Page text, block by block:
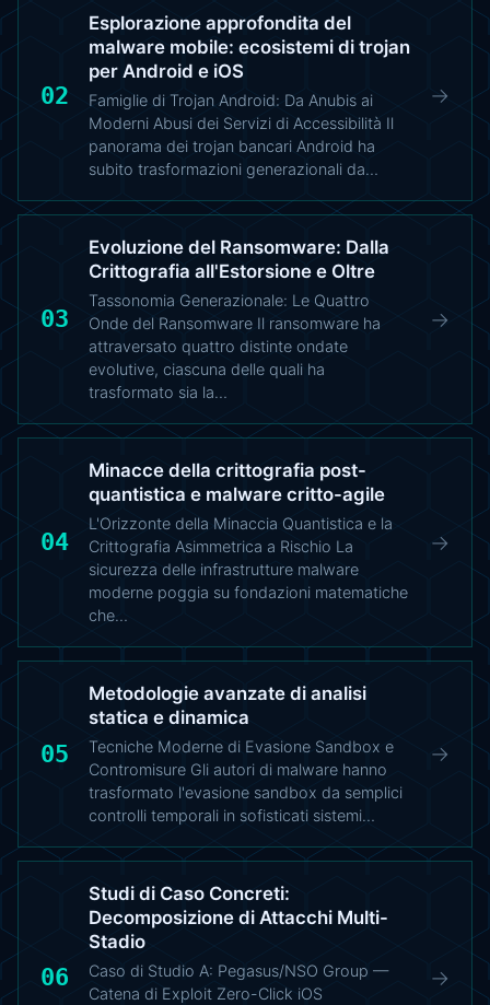
02
Esplorazione approfondita del
malware mobile: ecosistemi di trojan
per Android e iOS
Famiglie di Trojan Android: Da Anubis ai
Moderni Abusi dei Servizi di Accessibilità Il
panorama dei trojan bancari Android ha
subito trasformazioni generazionali da…
→
03
Evoluzione del Ransomware: Dalla
Crittografia all'Estorsione e Oltre
Tassonomia Generazionale: Le Quattro
Onde del Ransomware Il ransomware ha
attraversato quattro distinte ondate
evolutive, ciascuna delle quali ha
trasformato sia la…
→
04
Minacce della crittografia post-
quantistica e malware critto-agile
L'Orizzonte della Minaccia Quantistica e la
Crittografia Asimmetrica a Rischio La
sicurezza delle infrastrutture malware
moderne poggia su fondazioni matematiche
che…
→
05
Metodologie avanzate di analisi
statica e dinamica
Tecniche Moderne di Evasione Sandbox e
Contromisure Gli autori di malware hanno
trasformato l'evasione sandbox da semplici
controlli temporali in sofisticati sistemi…
→
06
Studi di Caso Concreti:
Decomposizione di Attacchi Multi-
Stadio
Caso di Studio A: Pegasus/NSO Group —
Catena di Exploit Zero-Click iOS
→